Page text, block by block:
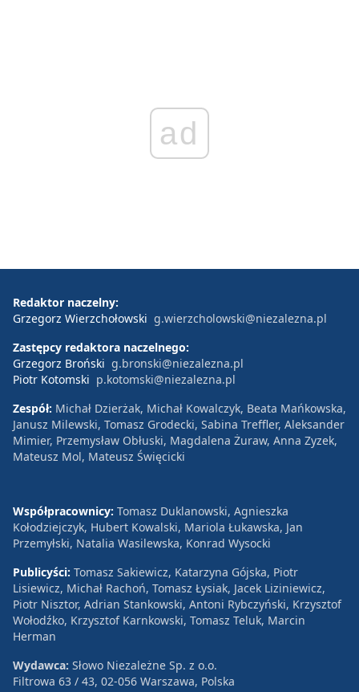
ad
Redaktor naczelny:
Grzegorz Wierzchołowski g.wierzcholowski@niezalezna.pl
Zastępcy redaktora naczelnego:
Grzegorz Broński g.bronski@niezalezna.pl
Piotr Kotomski p.kotomski@niezalezna.pl
Zespół: Michał Dzierżak, Michał Kowalczyk, Beata Mańkowska,
Janusz Milewski, Tomasz Grodecki, Sabina Treffler, Aleksander
Mimier, Przemysław Obłuski, Magdalena Żuraw, Anna Zyzek,
Mateusz Mol, Mateusz Święcicki
Współpracownicy: Tomasz Duklanowski, Agnieszka
Kołodziejczyk, Hubert Kowalski, Mariola Łukawska, Jan
Przemyłski, Natalia Wasilewska, Konrad Wysocki
Publicyści: Tomasz Sakiewicz, Katarzyna Gójska, Piotr
Lisiewicz, Michał Rachoń, Tomasz Łysiak, Jacek Liziniewicz,
Piotr Nisztor, Adrian Stankowski, Antoni Rybczyński, Krzysztof
Wołodźko, Krzysztof Karnkowski, Tomasz Teluk, Marcin
Herman
Wydawca: Słowo Niezależne Sp. z o.o.
Filtrowa 63 / 43, 02-056 Warszawa, Polska